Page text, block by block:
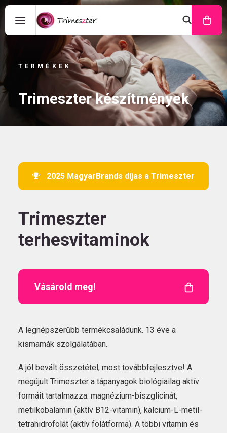
Kövess
minket!
TERMÉKEK
Trimeszter készítmények
2025 MagyarBrands díjas a Trimeszter
Trimeszter
terhesvitaminok
Vásárold meg!
A legnépszerűbb termékcsaládunk. 13 éve a
kismamák szolgálatában.
A jól bevált összetétel, most továbbfejlesztve! A
megújult Trimeszter a tápanyagok biológiailag aktív
formáit tartalmazza: magnézium-biszglicinát,
metilkobalamin (aktív B12-vitamin), kalcium-L-metil-
tetrahidrofolát (aktív folátforma). A többi vitamin és